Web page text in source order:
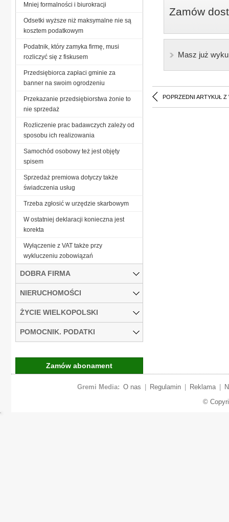
Zamów
Masz już
POPRZEDNI ARTYKUŁ Z
Mniej formalności i biurokracji
Odsetki wyższe niż maksymalne nie są
kosztem podatkowym
Podatnik, który zamyka firmę, musi
rozliczyć się z fiskusem
Przedsiębiorca zapłaci gminie za
banner na swoim ogrodzeniu
Przekazanie przedsiębiorstwa żonie to
nie sprzedaż
Rozliczenie prac badawczych zależy od
sposobu ich realizowania
Samochód osobowy też jest objęty
spisem
Sprzedaż premiowa dotyczy także
świadczenia usług
Trzeba zgłosić w urzędzie skarbowym
W ostatniej deklaracji konieczna jest
korekta
Wyłączenie z VAT także przy
wykluczeniu zobowiązań
DOBRA FIRMA
NIERUCHOMOŚCI
ŻYCIE WIELKOPOLSKI
POMOCNIK. PODATKI
Zamów abonament
Gremi Media: O nas Regulamin Reklama
©